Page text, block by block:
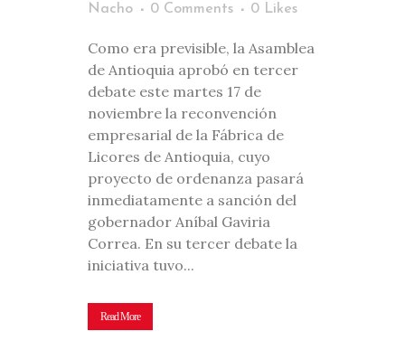
Nacho
0 Comments 0 Likes
Como era previsible, la Asamblea
de Antioquia aprobó en tercer
debate este martes 17 de
noviembre la reconvención
empresarial de la Fábrica de
Licores de Antioquia, cuyo
proyecto de ordenanza pasará
inmediatamente a sanción del
gobernador Aníbal Gaviria
Correa. En su tercer debate la
iniciativa tuvo...
Read More